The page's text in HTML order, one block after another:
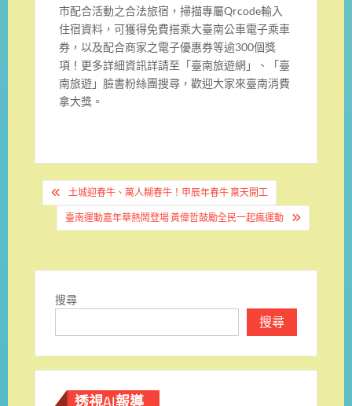
市配合活動之合法旅宿，掃描專屬Qrcode輸入
住宿資料，可獲得免費搭乘大臺南公車電子乘車
券，以及配合商家之電子優惠券等逾300個獎
項！更多詳細資訊詳請至「臺南旅遊網」、「臺
南旅遊」臉書粉絲團搜尋，歡迎大家來臺南消費
拿大獎。
文
章
導
覽
土城迎春牛、萬人糊春牛！甲辰年春牛 稟天開工
臺南運動嘉年華熱鬧登場 黃偉哲鼓勵全民一起瘋運動
搜尋
搜尋